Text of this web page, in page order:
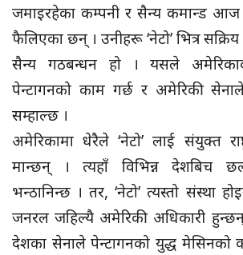
जमाइरहेका कम्पनी र सैन्य कमान्ड आज
फैलिएका छन् । उनीहरू ‘नेटो’ भित्र
सैन्य गठबन्धन हो । यसले
पेन्टागनको काम गर्छ र अमेरिकी
सम्हाल्छ ।
अमेरिकामा धेरैले ‘नेटो’ लाई संयुक्त
मान्छन् । त्यहाँ विभिन्न देशबिच
भन्ठानिन्छ । तर, ‘नेटो’ त्यस्तो संस्था
जनरल जहिल्यै अमेरिकी अधिकारी हुन्छन्
देशका सेनाले पेन्टागनको युद्ध मेसिनको